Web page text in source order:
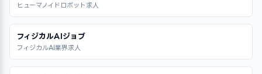
ヒューマノイドロボット求人
フィジカルAIジョブ
フィジカルAI業界求人